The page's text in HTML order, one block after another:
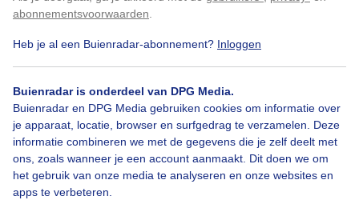
abonnementsvoorwaarden
Heb je al een Buienradar-abonnement? Inloggen
Buienradar is onderdeel van DPG Media.
Buienradar en DPG Media gebruiken cookies om informatie over
je apparaat, locatie, browser en surfgedrag te verzamelen. Deze
informatie combineren we met de gegevens die je zelf deelt met
ons, zoals wanneer je een account aanmaakt. Dit doen we om
het gebruik van onze media te analyseren en onze websites en
apps te verbeteren.
Bekijk slideshow